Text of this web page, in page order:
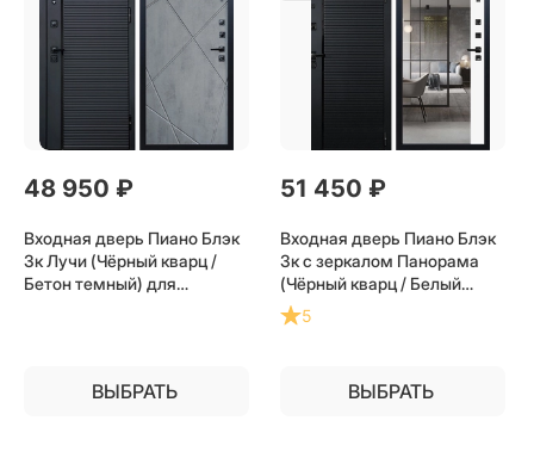
48 950 ₽
Входная дверь Пиано Блэк
3к Лучи (Чёрный кварц /
Бетон темный) для
ВЫБРАТЬ
51 450 ₽
Входная дверь Пиано Блэк
3к с зеркалом Панорама
(Чёрный кварц / Белый
софт) для установки в
квартиру
5
ВЫБРАТЬ